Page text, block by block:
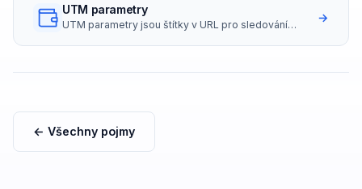
UTM parametry
UTM parametry jsou štítky v URL pro sledování
→
← Všechny pojmy